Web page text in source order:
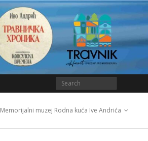
Memorijalni muzej Rodna kuća Ive Andrića